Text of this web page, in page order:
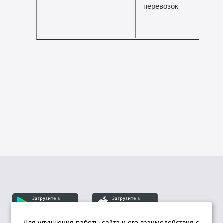
перевозок